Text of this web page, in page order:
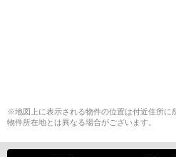
※地図上に表示される物件の位置は付近住所に
物件所在地とは異なる場合がございます。